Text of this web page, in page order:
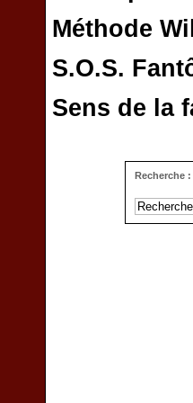
Méthode
S.O.S.
Sens de la
Recherche :